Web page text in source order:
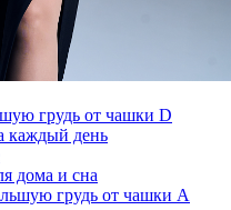
грудь от чашки D
каждый день
дома и сна
грудь от чашки А